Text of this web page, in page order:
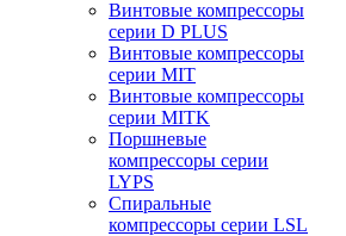
Винтовые компрессоры
серии D PLUS
Винтовые компрессоры
серии MIT
Винтовые компрессоры
серии MITK
Поршневые
компрессоры серии
LYPS
Спиральные
компрессоры серии LSL